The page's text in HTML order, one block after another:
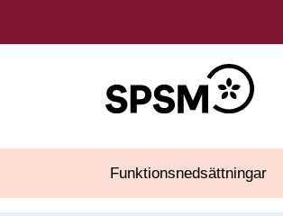
Funktionsnedsättningar